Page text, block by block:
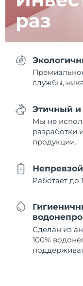
раз
службы,
Этичный и
Мы не
разработки
продукции.
Работает до
Сделан из
100%